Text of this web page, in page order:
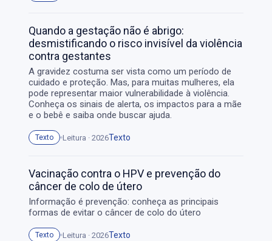
Quando a gestação não é abrigo:
desmistificando o risco invisível da violência
contra gestantes
A gravidez costuma ser vista como um período de
cuidado e proteção. Mas, para muitas mulheres, ela
pode representar maior vulnerabilidade à violência.
Conheça os sinais de alerta, os impactos para a mãe
e o bebê e saiba onde buscar ajuda.
Texto Leitura · 2026Texto
Vacinação contra o HPV e prevenção do
câncer de colo de útero
Informação é prevenção: conheça as principais
formas de evitar o câncer de colo do útero
Texto Leitura · 2026Texto